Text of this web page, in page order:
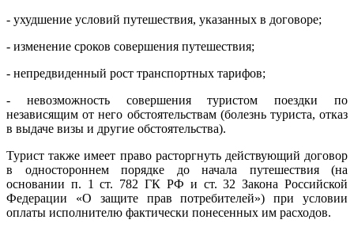
- ухудшение условий путешествия, указанных в договоре;
- изменение сроков совершения путешествия;
- непредвиденный рост транспортных тарифов;
- невозможность совершения туристом поездки по
независящим от него обстоятельствам (болезнь туриста, отказ
в выдаче визы и другие обстоятельства).
Турист также имеет право расторгнуть действующий договор
в одностороннем порядке до начала путешествия (на
основании п. 1 ст. 782 ГК РФ и ст. 32 Закона Российской
Федерации «О защите прав потребителей») при условии
оплаты исполнителю фактически понесенных им расходов.